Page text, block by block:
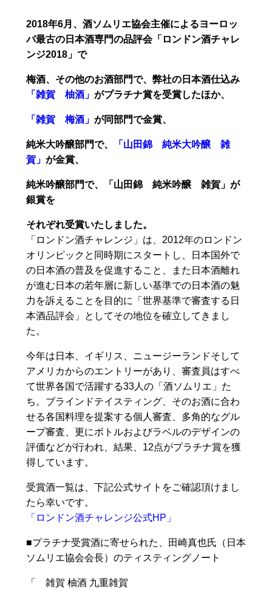
2018年6月、酒ソムリエ協会主催によるヨーロッ
パ最古の日本酒専門の品評会「ロンドン酒チャレ
ンジ2018」で
梅酒、その他のお酒部門で、弊社の日本酒仕込み
「雑賀 柚酒」 がプラチナ賞を受賞したほか、
「雑賀 梅酒」 が同部門で金賞、
純米大吟醸部門で、
「山田錦 純米大吟醸 雑
賀」 が金賞、
純米吟醸部門で、「山田錦 純米吟醸 雑賀」が
銀賞を
それぞれ受賞いたしました。
「ロンドン酒チャレンジ」は、2012年のロンドン
オリンピックと同時期にスタートし、日本国外で
の日本酒の普及を促進すること、また日本酒離れ
が進む日本の若年層に新しい基準での日本酒の魅
力を訴えることを目的に「世界基準で審査する日
本酒品評会」としてその地位を確立してきまし
た。
今年は日本、イギリス、ニュージーランドそして
アメリカからのエントリーがあり、審査員はすべ
て世界各国で活躍する33人の「酒ソムリエ」た
ち。ブラインドテイスティング、そのお酒に合わ
せる各国料理を提案する個人審査、多角的なグル
ープ審査、更にボトルおよびラベルのデザインの
評価などが行われ、結果、12点がプラチナ賞を獲
得しています。
受賞酒一覧は、下記公式サイトをご確認頂けまし
たら幸いです。
「ロンドン酒チャレンジ公式HP」
■プラチナ受賞酒に寄せられた、田崎真也氏（日本
ソムリエ協会会長）のティスティングノート
「 雑賀 柚酒 九重雑賀